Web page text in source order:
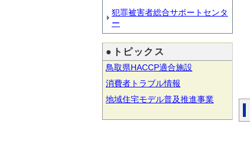
犯罪被害者総合サポートセンタ
ー
●トピックス
鳥取県HACCP適合施設
消費者トラブル情報
地域住宅モデル普及推進事業